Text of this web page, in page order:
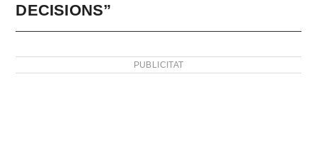
DECISIONS”
PUBLICITAT